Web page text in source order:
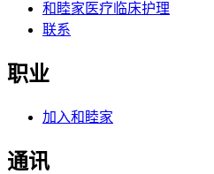
和睦家医疗临床护理
联系
职业
加入和睦家
通讯